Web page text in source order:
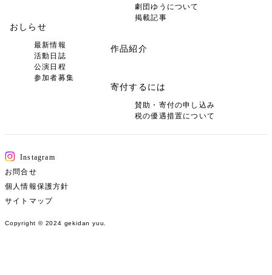
おしらせ
最新情報
活動日誌
公演日程
参加者募集
劇団ゆうについて
掲載記事
作品紹介
寄付するには
賛助・寄付の申し込み
税の優遇措置について
Copyright © 2024 gekidan yuu.
Instagram
お問合せ
個人情報保護方針
サイトマップ